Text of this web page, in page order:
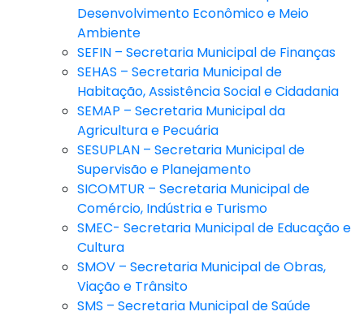
Desenvolvimento Econômico e Meio
Ambiente
SEFIN – Secretaria Municipal de Finanças
SEHAS – Secretaria Municipal de
Habitação, Assistência Social e Cidadania
SEMAP – Secretaria Municipal da
Agricultura e Pecuária
SESUPLAN – Secretaria Municipal de
Supervisão e Planejamento
SICOMTUR – Secretaria Municipal de
Comércio, Indústria e Turismo
SMEC- Secretaria Municipal de Educação e
Cultura
SMOV – Secretaria Municipal de Obras,
Viação e Trânsito
SMS – Secretaria Municipal de Saúde